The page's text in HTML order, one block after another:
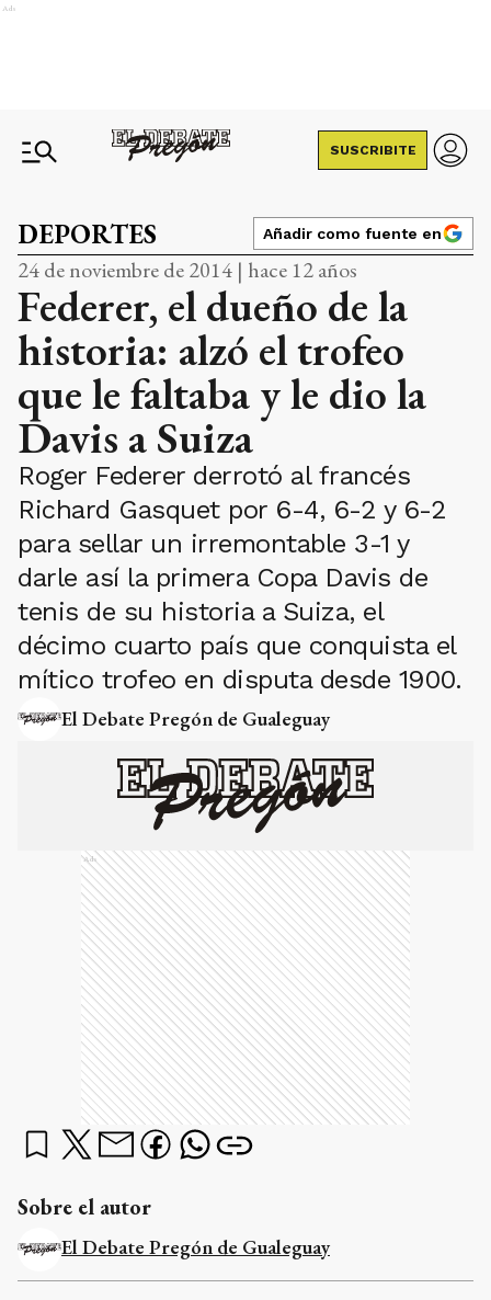
Ads
SUSCRIBITE
DEPORTES Añadir como fuente en
24 de noviembre de 2014 | hace 12 años
Federer, el dueño de la
historia: alzó el trofeo
que le faltaba y le dio la
Davis a Suiza
Roger Federer derrotó al francés
Richard Gasquet por 6-4, 6-2 y 6-2
para sellar un irremontable 3-1 y
darle así la primera Copa Davis de
tenis de su historia a Suiza, el
décimo cuarto país que conquista el
mítico trofeo en disputa desde 1900.
El Debate Pregón de Gualeguay
Ads
Sobre el autor
El Debate Pregón de Gualeguay